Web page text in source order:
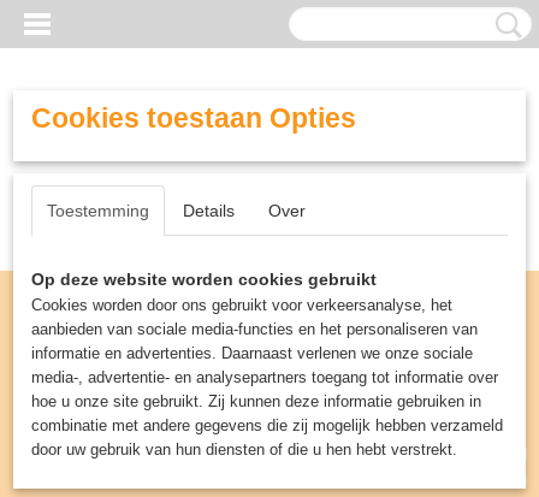
Inloggen Registreren
UW WINKELWAGEN
(0)
Cookies toestaan Opties
Toestemming Details Over
Op deze website worden cookies gebruikt
Cookies worden door ons gebruikt voor verkeersanalyse, het
aanbieden van sociale media-functies en het personaliseren van
informatie en advertenties. Daarnaast verlenen we onze sociale
media-, advertentie- en analysepartners toegang tot informatie over
hoe u onze site gebruikt. Zij kunnen deze informatie gebruiken in
combinatie met andere gegevens die zij mogelijk hebben verzameld
door uw gebruik van hun diensten of die u hen hebt verstrekt.